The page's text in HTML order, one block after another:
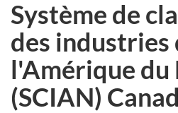
Système de
des industries
l'Amérique du
(SCIAN)